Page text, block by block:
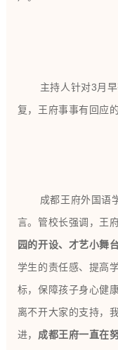
主持人针对3月
复，王府事事有回应
成都王府外国语
言。管校长强调，王
园的开设、才艺小舞
学生的责任感、 提高
标，保障孩子身心健
离不开大家的支持，
进， 成都王府一直在